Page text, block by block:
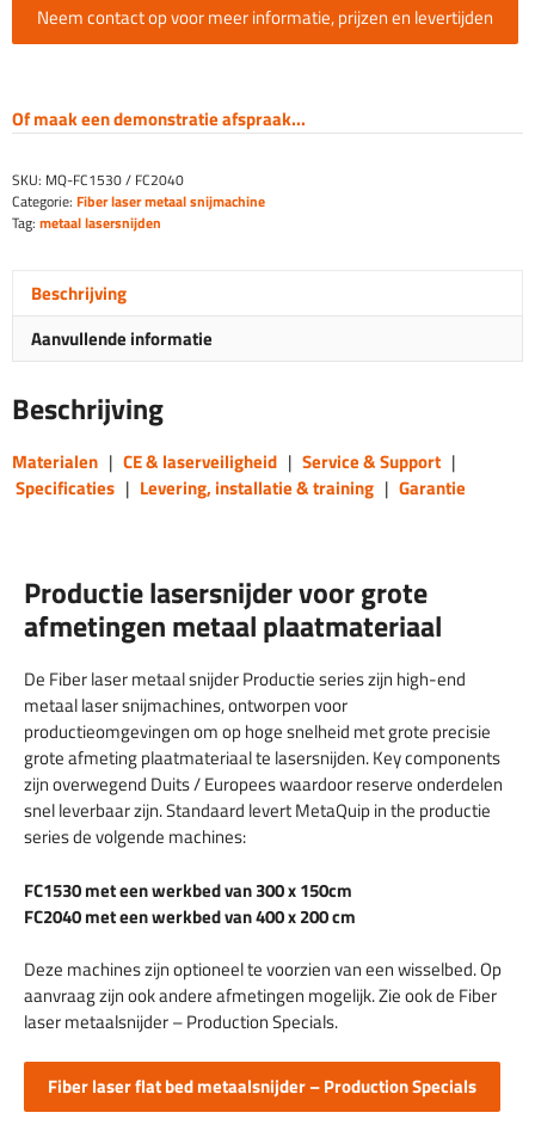
Neem contact op voor meer informatie, prijzen en levertijden
Of maak een demonstratie afspraak...
SKU: MQ-FC1530 / FC2040
Categorie: Fiber laser metaal snijmachine
Tag: metaal lasersnijden
Beschrijving
Aanvullende informatie
Beschrijving
Materialen | CE & laserveiligheid | Service & Support |
Specificaties | Levering, installatie & training | Garantie
Productie lasersnijder voor grote
afmetingen metaal plaatmateriaal
De Fiber laser metaal snijder Productie series zijn high-end
metaal laser snijmachines, ontworpen voor
productieomgevingen om op hoge snelheid met grote precisie
grote afmeting plaatmateriaal te lasersnijden. Key components
zijn overwegend Duits / Europees waardoor reserve onderdelen
snel leverbaar zijn. Standaard levert MetaQuip in the productie
series de volgende machines:
FC1530 met een werkbed van 300 x 150cm
FC2040 met een werkbed van 400 x 200 cm
Deze machines zijn optioneel te voorzien van een wisselbed. Op
aanvraag zijn ook andere afmetingen mogelijk. Zie ook de Fiber
laser metaalsnijder – Production Specials.
Fiber laser flat bed metaalsnijder – Production Specials